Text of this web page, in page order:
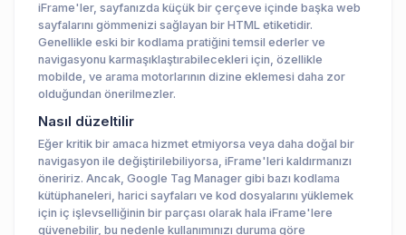
iFrame'ler, sayfanızda küçük bir çerçeve içinde başka web
sayfalarını gömmenizi sağlayan bir HTML etiketidir.
Genellikle eski bir kodlama pratiğini temsil ederler ve
navigasyonu karmaşıklaştırabilecekleri için, özellikle
mobilde, ve arama motorlarının dizine eklemesi daha zor
olduğundan önerilmezler.
Nasıl düzeltilir
Eğer kritik bir amaca hizmet etmiyorsa veya daha doğal bir
navigasyon ile değiştirilebiliyorsa, iFrame'leri kaldırmanızı
öneririz. Ancak, Google Tag Manager gibi bazı kodlama
kütüphaneleri, harici sayfaları ve kod dosyalarını yüklemek
için iç işlevselliğinin bir parçası olarak hala iFrame'lere
güvenebilir, bu nedenle kullanımınızı duruma göre